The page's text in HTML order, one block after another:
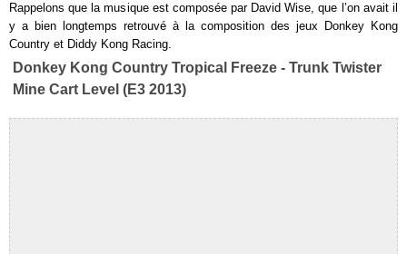
Rappelons que la musique est composée par David Wise, que l’on avait il
y a bien longtemps retrouvé à la composition des jeux Donkey Kong
Country et Diddy Kong Racing.
Donkey Kong Country Tropical Freeze - Trunk Twister
Mine Cart Level (E3 2013)